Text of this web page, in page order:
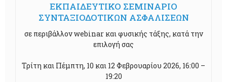
ΕΚΠΑΙΔΕΥΤΙΚΟ ΣΕΜΙΝΑΡΙΟ
ΣΥΝΤΑΞΙΟΔΟΤΙΚΩΝ ΑΣΦΑΛΙΣΕΩΝ
σε περιβάλλον webinar και φυσικής τάξης, κατά την
επιλογή σας
Τρίτη και Πέμπτη, 10 και 12 Φεβρουαρίου 2026, 16:00 –
19:20